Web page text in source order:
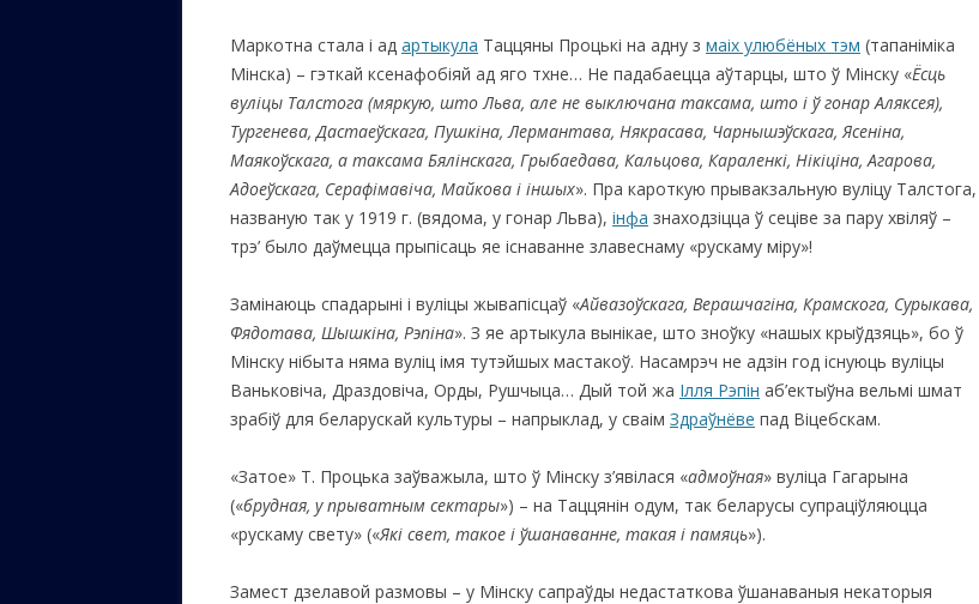
Маркотна стала і ад артыкула Таццяны Процькі на адну з маіх улюбёных тэм (тапаніміка
Мінска) – гэткай ксенафобіяй ад яго тхне… Не падабаецца аўтарцы, што ў Мінску «Ёсць
вуліцы Талстога (мяркую, што Льва, але не выключана таксама, што і ў гонар Аляксея),
Тургенева, Дастаеўскага, Пушкіна, Лермантава, Някрасава, Чарнышэўскага, Ясеніна,
Маякоўскага, а таксама Бялінскага, Грыбаедава, Кальцова, Караленкі, Нікіціна, Агарова,
Адоеўскага, Серафімавіча, Майкова і іншых». Пра кароткую прывакзальную вуліцу Талстога,
названую так у 1919 г. (вядома, у гонар Льва), інфа знаходзіцца ў сеціве за пару хвіляў –
трэ’ было даўмецца прыпісаць яе існаванне злавеснаму «рускаму міру»!
Замінаюць спадарыні і вуліцы жывапісцаў «Айвазоўскага, Верашчагіна, Крамскога, Сурыкава,
Фядотава, Шышкіна, Рэпіна». З яе артыкула вынікае, што зноўку «нашых крыўдзяць», бо ў
Мінску нібыта няма вуліц імя тутэйшых мастакоў. Насамрэч не адзін год існуюць вуліцы
Ваньковіча, Драздовіча, Орды, Рушчыца… Дый той жа Ілля Рэпін аб’ектыўна вельмі шмат
зрабіў для беларускай культуры – напрыклад, у сваім Здраўнёве пад Віцебскам.
«Затое» Т. Процька заўважыла, што ў Мінску з’явілася «адмоўная» вуліца Гагарына
(«брудная, у прыватным сектары») – на Таццянін одум, так беларусы супраціўляюцца
«рускаму свету» («Які свет, такое і ўшанаванне, такая і памяць»).
Замест дзелавой размовы – у Мінску сапраўды недастаткова ўшанаваныя некаторыя